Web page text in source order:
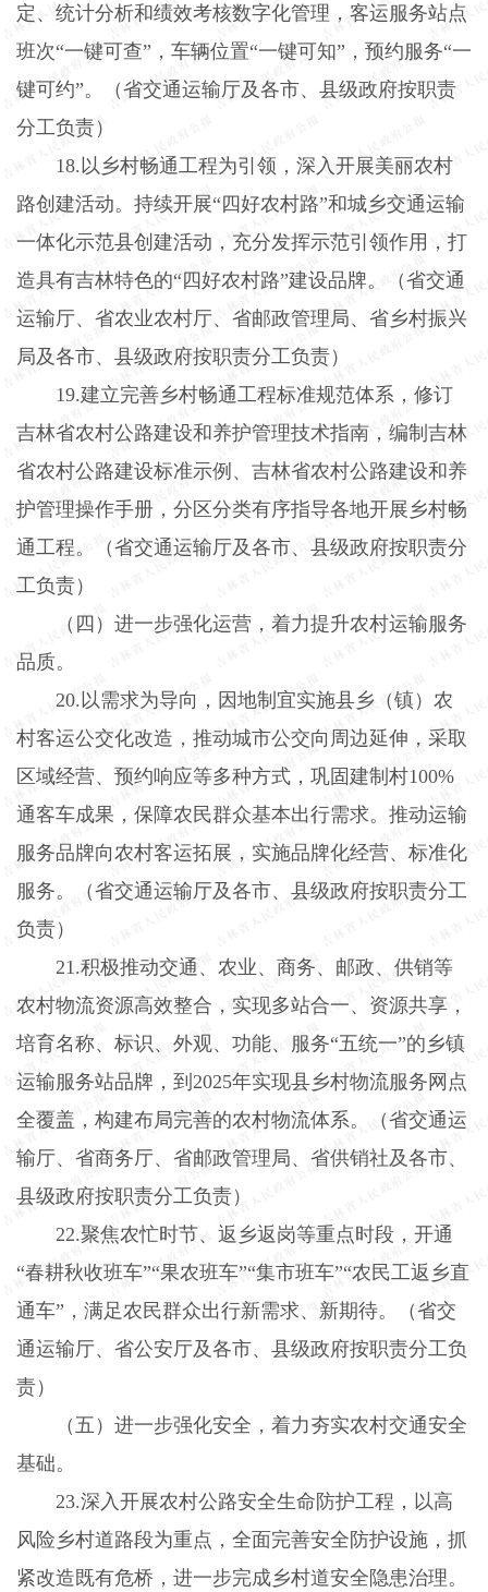
定、统计分析和绩效考核数字化管理，客运服务站点
班次“一键可查”，车辆位置“一键可知”，预约服务“一
键可约”。（省交通运输厅及各市、县级政府按职责
分工负责）
18. 以乡村畅通工程为引领，深入开展美丽农村
路创建活动。持续开展“四好农村路”和城乡交通运输
一体化示范县创建活动，充分发挥示范引领作用，打
造具有吉林特色的“四好农村路”建设品牌。（省交通
运输厅、省农业农村厅、省邮政管理局、省乡村振兴
局及各市、县级政府按职责分工负责）
19.建立完善乡村畅通工程标准规范体系，修订
吉林省农村公路建设和养护管理技术指南，编制吉林
省农村公路建设标准示例、吉林省农村公路建设和养
护管理操作手册，分区分类有序指导各地开展乡村畅
通工程。（省交通运输厅及各市、县级政府按职责分
工负责）
（四）进一步强化运营，着力提升农村运输服务
品质。
20. 以需求为导向，因地制宜实施县乡（镇）农
村客运公交化改造，推动城市公交向周边延伸，采取
区域经营、预约响应等多种方式，巩固建制村100%
通客车成果，保障农民群众基本出行需求。推动运输
服务品牌向农村客运拓展，实施品牌化经营、标准化
服务。（省交通运输厅及各市、县级政府按职责分工
负责）
21.积极推动交通、农业、商务、邮政、供销等
农村物流资源高效整合，实现多站合一、资源共享，
培育名称、标识、外观、功能、服务“五统一”的乡镇
运输服务站品牌，到 2025年实现县乡村物流服务网点
全覆盖，构建布局完善的农村物流体系。（省交通运
输厅、省商务厅、省邮政管理局、省供销社及各市、
县级政府按职责分工负责）
22.聚焦农忙时节、返乡返岗等重点时段，开通
“春耕秋收班车”“果农班车”“集市班车”“农民工返乡直
通车”，满足农民群众出行新需求、新期待。（省交
通运输厅、省公安厅及各市、县级政府按职责分工负
责）
（五）进一步强化安全，着力夯实农村交通安全
基础。
23.深入开展农村公路安全生命防护工程，以高
风险乡村道路段为重点，全面完善安全防护设施，抓
紧改造既有危桥，进一步完成乡村道安全隐患治理。